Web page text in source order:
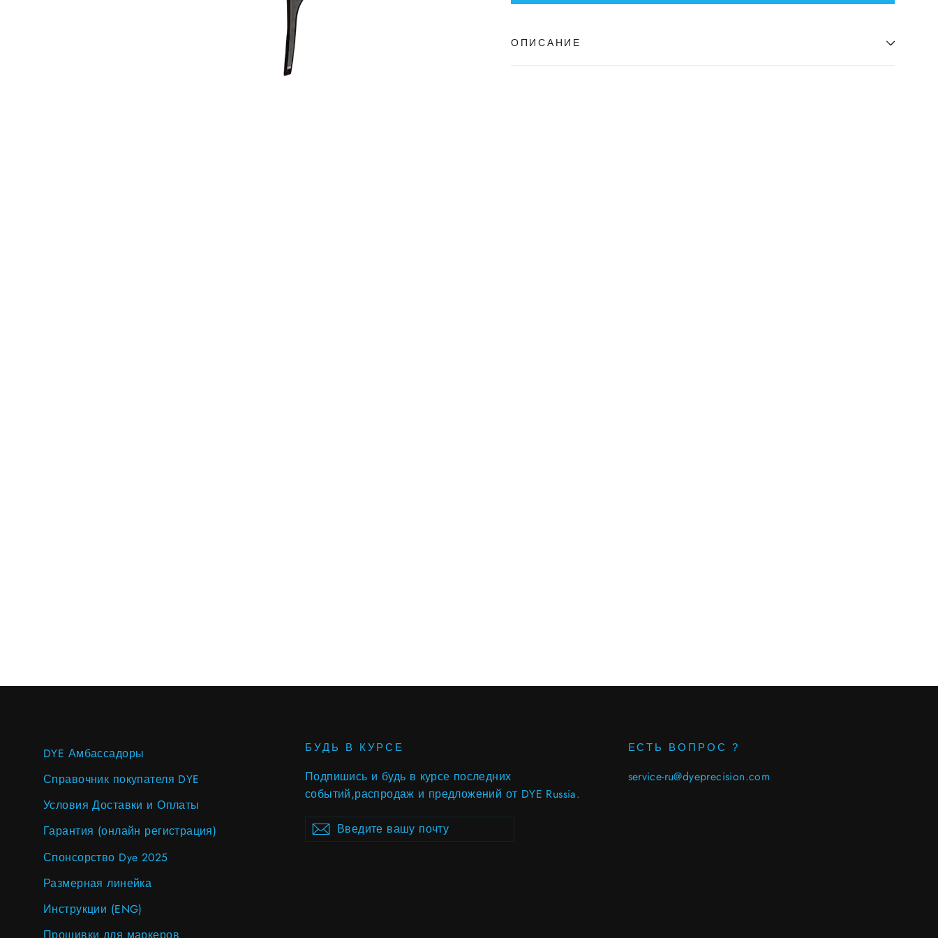
ОПИСАНИЕ
DYE Амбассадоры
Справочник покупателя DYE
Условия Доставки и Оплаты
Гарантия (онлайн регистрация)
Спонсорство Dye 2025
Размерная линейка
Инструкции (ENG)
БУДЬ В КУРСЕ
Подпишись и будь в курсе последних
событий,распродаж и предложений от DYE Russia.
Введите
вашу
SubscribeSubscribe
ЕСТЬ ВОПРОС ?
service-ru@dyeprecision.com